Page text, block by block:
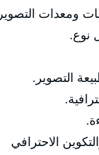
ومعدات التصوير
نوع.
التصوير.
الاحترافي